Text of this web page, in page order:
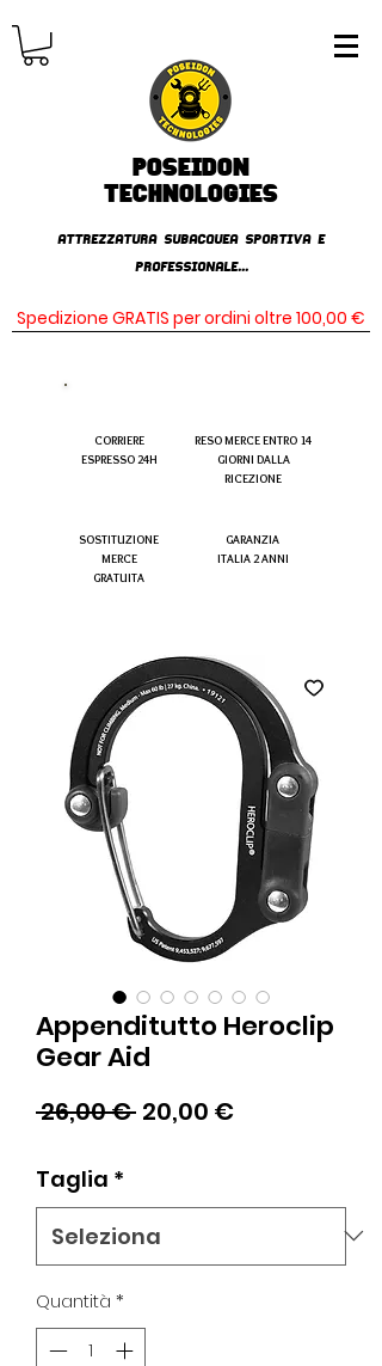
Poseidon
TECHNOLOGIES
AttrezzaturA subacqueA SPORTIVA E
PROFESSIONALE...
Spedizione GRATIS per ordini oltre 100,00 €
CORRIERE
ESPRESSO 24H
SOSTITUZIONE
MERCE
GRATUITA
RESO MERCE ENTRO 14
GIORNI DALLA
RICEZIONE
GARANZIA
ITALIA 2 ANNI
Appenditutto Heroclip
Gear Aid
26,00 € Prezzo
20,00 €Prezzo
Taglia *
Quantità *